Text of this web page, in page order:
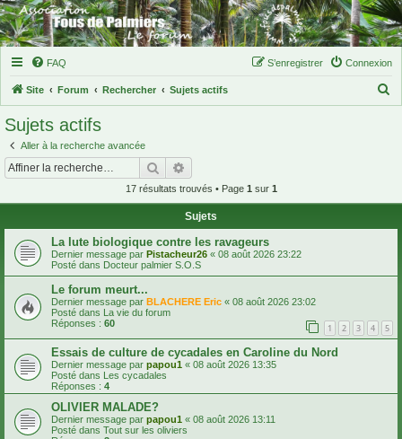
FAQ Connexion
S’enregistrer
Site Forum Rechercher Sujets actifs
Sujets actifs
Aller à la recherche avancée
Rechercher
17 résultats trouvés • Page 1 sur 1
Sujets
La lute biologique contre les ravageurs
Dernier message par Pistacheur26 « 08 août 2026 23:22
Posté dans Docteur palmier S.O.S
Le forum meurt...
Dernier message par BLACHERE Eric « 08 août 2026 23:02
Posté dans La vie du forum
Réponses : 60 1 2 3 4 5
Essais de culture de cycadales en Caroline du Nord
Dernier message par papou1 « 08 août 2026 13:35
Posté dans
Les cycadales
Réponses : 4
OLIVIER MALADE?
Dernier message par papou1 « 08 août 2026 13:11
Posté dans Tout sur les oliviers